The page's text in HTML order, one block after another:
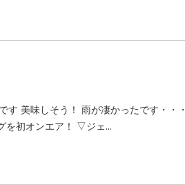
す 美味しそう！ 雨が凄かったです・・・
を初オンエア！ ▽ジェ...